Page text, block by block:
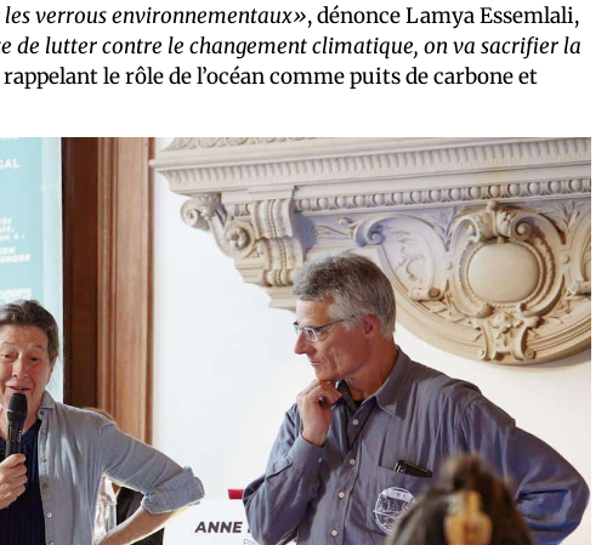
verrous environnementaux», dénonce Lamya Essemlali,
de lutter contre le changement climatique, on va sacrifier la
le rôle de l’océan comme puits de carbone et